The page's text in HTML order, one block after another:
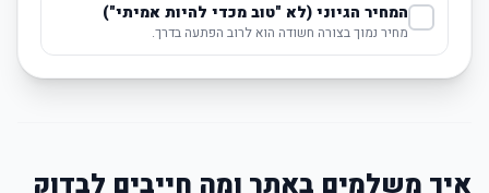
המחיר הגיוני (לא "טוב מכדי להיות אמיתי")
מחיר נמוך בצורה חשודה הוא לרוב הפתעה בדרך.
איך משלמים באתר ומה חייבים לבדוק